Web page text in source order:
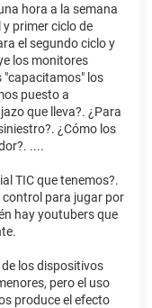
hora a la semana
primer ciclo de
el segundo ciclo y
los monitores
"capacitamos" los
puesto a
que lleva?. ¿Para
¿Cómo los
....
TIC que tenemos?.
control para jugar por
hay youtubers que
los dispositivos
pero el uso
produce el efecto